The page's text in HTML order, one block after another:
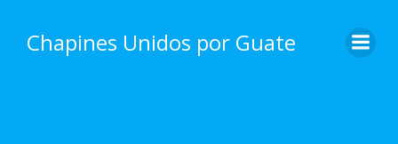
content
Chapines Unidos por Guate